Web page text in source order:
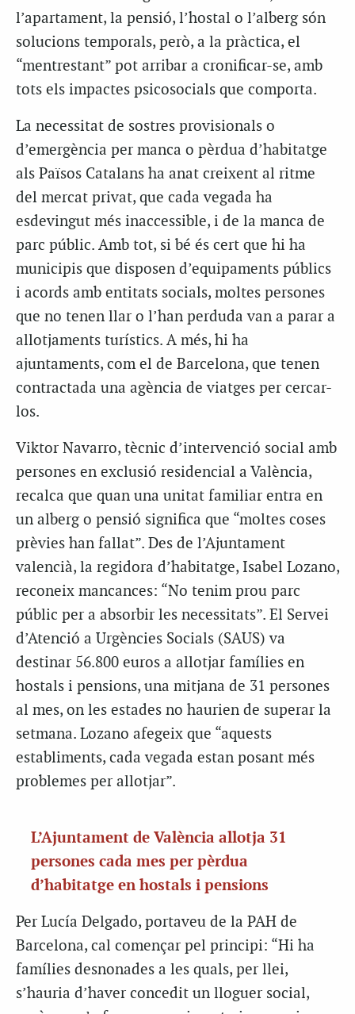
l’apartament, la pensió, l’hostal o l’alberg són
solucions temporals, però, a la pràctica, el
“mentrestant” pot arribar a cronificar-se, amb
tots els impactes psicosocials que comporta.
La necessitat de sostres provisionals o
d’emergència per manca o pèrdua d’habitatge
als Països Catalans ha anat creixent al ritme
del mercat privat, que cada vegada ha
esdevingut més inaccessible, i de la manca de
parc públic. Amb tot, si bé és cert que hi ha
municipis que disposen d’equipaments públics
i acords amb entitats socials, moltes persones
que no tenen llar o l’han perduda van a parar a
allotjaments turístics. A més, hi ha
ajuntaments, com el de Barcelona, que tenen
contractada una agència de viatges per cercar-
los.
Viktor Navarro, tècnic d’intervenció social amb
persones en exclusió residencial a València,
recalca que quan una unitat familiar entra en
un alberg o pensió significa que “moltes coses
prèvies han fallat”. Des de l’Ajuntament
valencià, la regidora d’habitatge, Isabel Lozano,
reconeix mancances: “No tenim prou parc
públic per a absorbir les necessitats”. El Servei
d’Atenció a Urgències Socials (SAUS) va
destinar 56.800 euros a allotjar famílies en
hostals i pensions, una mitjana de 31 persones
al mes, on les estades no haurien de superar la
setmana. Lozano afegeix que “aquests
establiments, cada vegada estan posant més
problemes per allotjar”.
L’Ajuntament de València allotja 31
persones cada mes per pèrdua
d’habitatge en hostals i pensions
Per Lucía Delgado, portaveu de la PAH de
Barcelona, cal començar pel principi: “Hi ha
famílies desnonades a les quals, per llei,
s’hauria d’haver concedit un lloguer social,